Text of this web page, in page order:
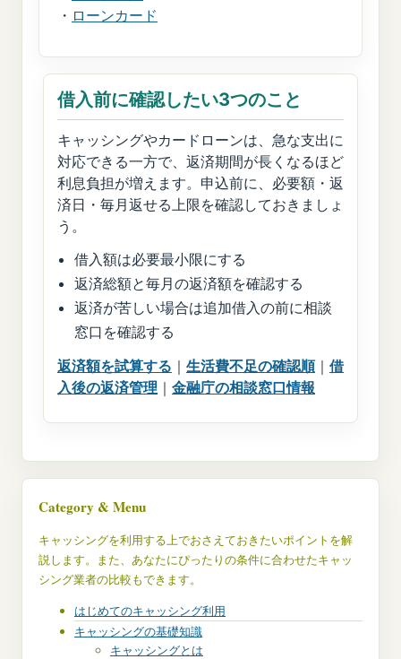
・ ローンカード
借入前に確認したい3つのこと
キャッシングやカードローンは、急な支出に
対応できる一方で、返済期間が長くなるほど
利息負担が増えます。申込前に、必要額・返
済日・毎月返せる上限を確認しておきましょ
う。
借入額は必要最小限にする
返済総額と毎月の返済額を確認する
返済が苦しい場合は追加借入の前に相談
窓口を確認する
返済額を試算する ｜ 生活費不足の確認順｜ 借
入後の返済管理 ｜ 金融庁の相談窓口情報
Category & Menu
キャッシングを利用する上でおさえておきたいポイントを解
説します。また、あなたにぴったりの条件に合わせたキャッ
シング業者の比較もできます。
はじめてのキャッシング利用
キャッシングの基礎知識
キャッシングとは